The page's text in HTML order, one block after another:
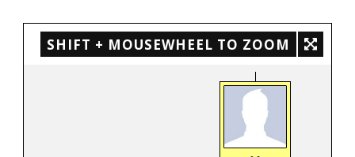
SHIFT + MOUSEWHEEL TO ZOOM